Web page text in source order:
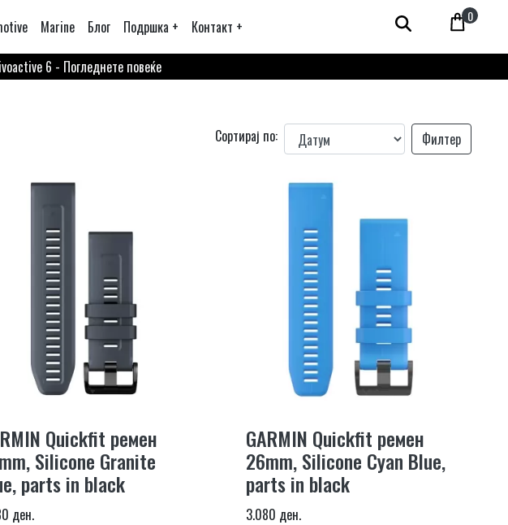
Marine Блог Подршка + Контакт +
0
6 - Погледнете повеќе
Сортирај по: Филтер
Quickfit ремен
Silicone Granite
parts in black
ден.
GARMIN Quickfit ремен
26mm, Silicone Cyan Blue,
parts in black
3.080 ден.